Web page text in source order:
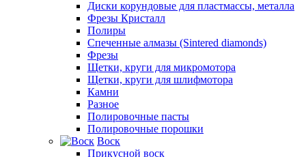
Диски корундовые для пластмассы, металла
Фрезы Кристалл
Полиры
Спеченные алмазы (Sintered diamonds)
Фрезы
Щетки, круги для микромотора
Щетки, круги для шлифмотора
Камни
Разное
Полировочные пасты
Полировочные порошки
Воск
Прикусной воск